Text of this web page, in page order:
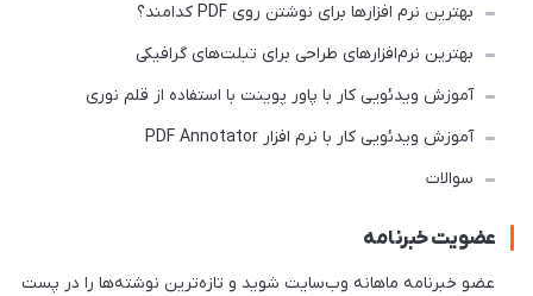
بهترین نرم افزارها برای نوشتن روی PDF کدامند؟
بهترین نرم‌افزارهای طراحی برای تبلت‌های گرافیکی
آموزش ویدئویی کار با پاور پوینت با استفاده از قلم نوری
آموزش ویدئویی کار با نرم افزار PDF Annotator
سوالات
عضویت خبرنامه
عضو خبرنامه ماهانه وب‌سایت شوید و تازه‌ترین نوشته‌ها را در پست